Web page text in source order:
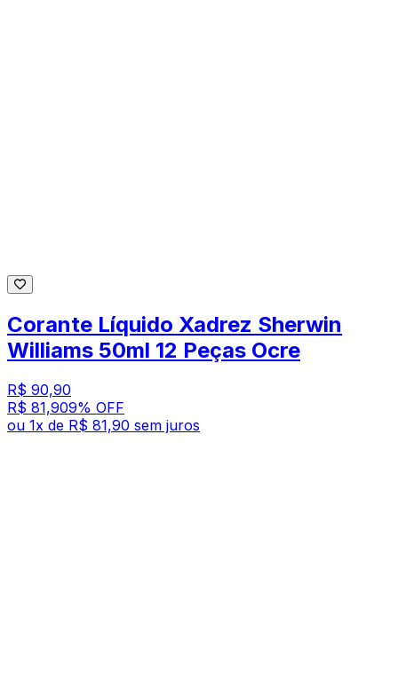
Corante Líquido Xadrez Sherwin
Williams 50ml 12 Peças Ocre
R$ 90,90
R$ 81,909% OFF
ou 1x de R$ 81,90 sem juros